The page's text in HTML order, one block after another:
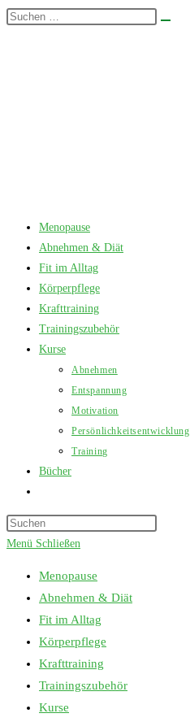
Zum
Diese
Menopause
Abnehmen & Diät
Fit im Alltag
Körperpflege
Krafttraining
Trainingszubehör
Kurse
Abnehmen
Entspannung
Motivation
Persönlichkeitsentwicklung
Training
Bücher
umschalten
Menü Schließen
Menopause
Abnehmen & Diät
Fit im Alltag
Körperpflege
Krafttraining
Trainingszubehör
Kurse